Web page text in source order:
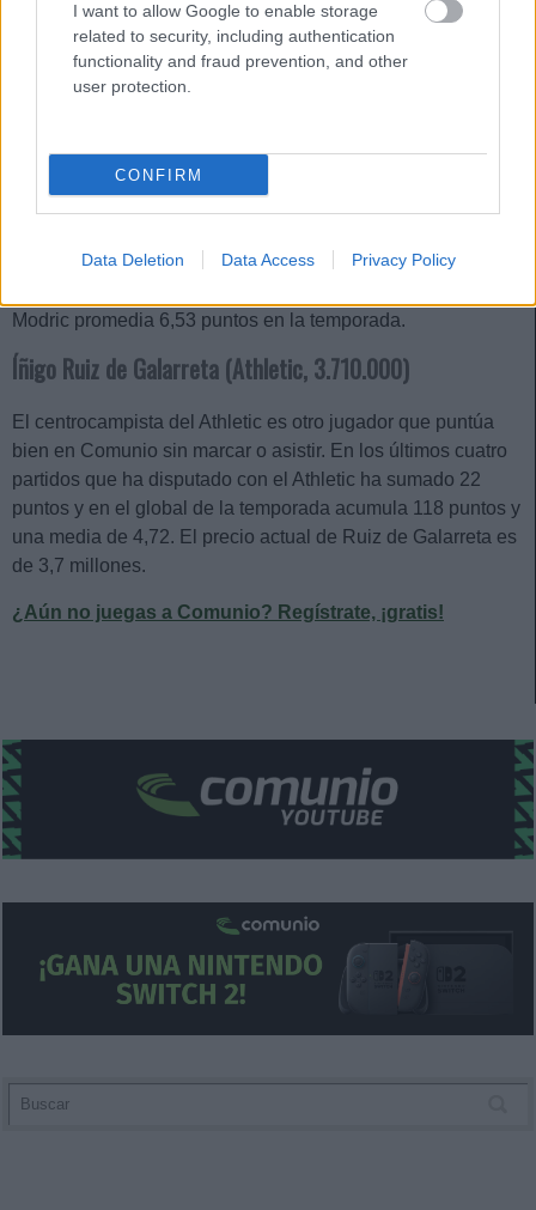
I want to allow Google to enable storage
related to security, including authentication
functionality and fraud prevention, and other
user protection.
CONFIRM
Data Deletion Data Access Privacy Policy
El croata no es un futbolista precisamente barato, pero en
este final de temporada merece la pena pagar los 7,6
millones de euros que tiene de valor de mercado actual
para ficharle. El Real Madrid tiene el título de liga en el
que ha sido titular en 14 de los 27 partidos en los que ha
jugado este curso.
conseguido en su posición en las últimas cinco jornadas
Modric promedia 6,53 puntos en la temporada.
Íñigo Ruiz de Galarreta (Athletic, 3.710.000)
El centrocampista del Athletic es otro jugador que puntúa
bien en Comunio sin marcar o asistir. En los últimos cuatro
partidos que ha disputado con el Athletic ha sumado 22
puntos y en el global de la temporada acumula 118 puntos y
una media de 4,72. El precio actual de Ruiz de Galarreta es
de 3,7 millones.
¿Aún no juegas a Comunio? Regístrate, ¡gratis!